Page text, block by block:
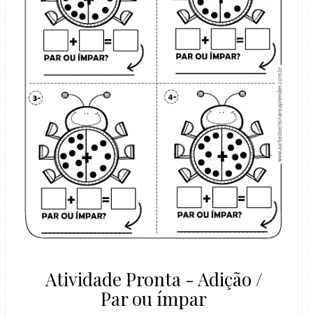
Atividade Pronta - Adição /
Par ou ímpar